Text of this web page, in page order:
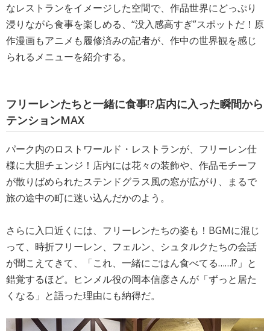
なレストランをイメージした空間で、作品世界にどっぷり
浸りながら食事を楽しめる、“没入感高すぎ”スポットだ！原
作漫画もアニメも履修済みの記者が、作中の世界観を感じ
られるメニューを紹介する。
フリーレンたちと一緒に食事!?店内に入った瞬間から
テンションMAX
パーク内のロストワールド・レストランが、フリーレン仕
様に大胆チェンジ！店内には花々の装飾や、作品モチーフ
が散りばめられたステンドグラス風の窓が広がり、まるで
旅の途中の町に迷い込んだかのよう。
さらに入口近くには、フリーレンたちの姿も！BGMに混じ
って、時折フリーレン、フェルン、シュタルクたちの会話
が聞こえてきて、「これ、一緒にごはん食べてる……!?」と
錯覚するほど。ヒンメル役の岡本信彦さんが「ずっと居た
くなる」と語った理由にも納得だ。